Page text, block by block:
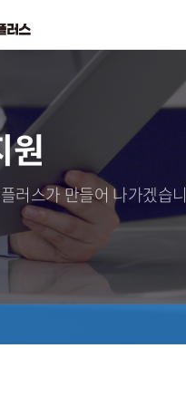
원
러스가 만들어 나가겠습